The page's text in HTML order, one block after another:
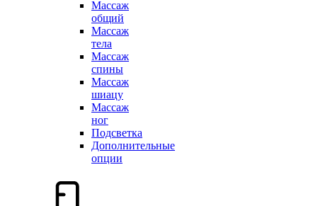
Массаж
общий
Массаж
тела
Массаж
спины
Массаж
шиацу
Массаж
ног
Подсветка
Дополнительные
опции